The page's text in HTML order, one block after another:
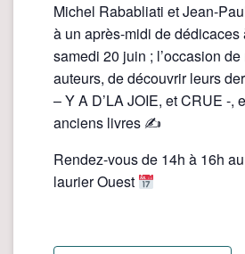
Michel Rababliati et Jean-
à un après-midi de
samedi 20 juin ; l’occasion
auteurs, de découvrir leurs
– Y A D’LA JOIE, et CRUE -,
anciens livres ✍️
Rendez-vous de 14h à 16h
laurier Ouest